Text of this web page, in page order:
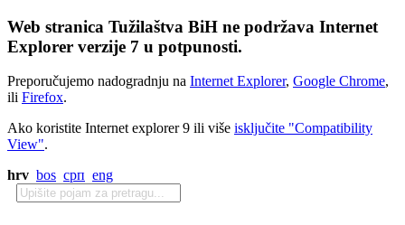
Web stranica Tužilaštva BiH ne podržava Internet
Explorer verzije 7 u potpunosti.
Preporučujemo nadogradnju na Internet Explorer, Google Chrome,
ili Firefox.
Ako koristite Internet explorer 9 ili više isključite "Compatibility
View".
hrv bos срп eng